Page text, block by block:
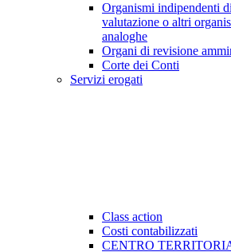
Organismi indipendenti
valutazione o altri
analoghe
Organi di revisione
Corte dei Conti
Servizi erogati
Class action
Costi contabilizzati
CENTRO